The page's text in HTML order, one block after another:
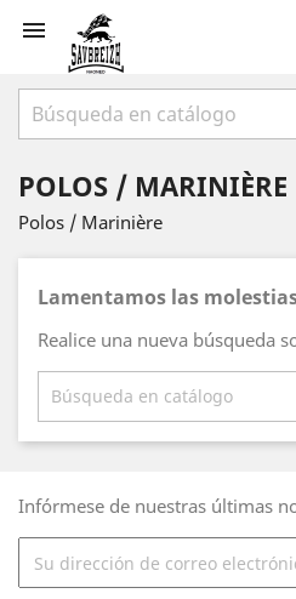

POLOS / MARINIÈRE
Polos / Marinière
Lamentamos las
Realice una nueva búsqueda
Infórmese de nuestras últimas